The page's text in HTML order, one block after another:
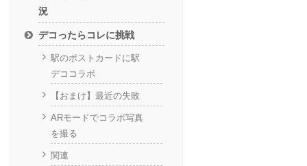
況
デコったらコレに挑戦
駅のポストカードに駅
デココラボ
【おまけ】最近の失敗
ARモードでコラボ写真
を撮る
関連